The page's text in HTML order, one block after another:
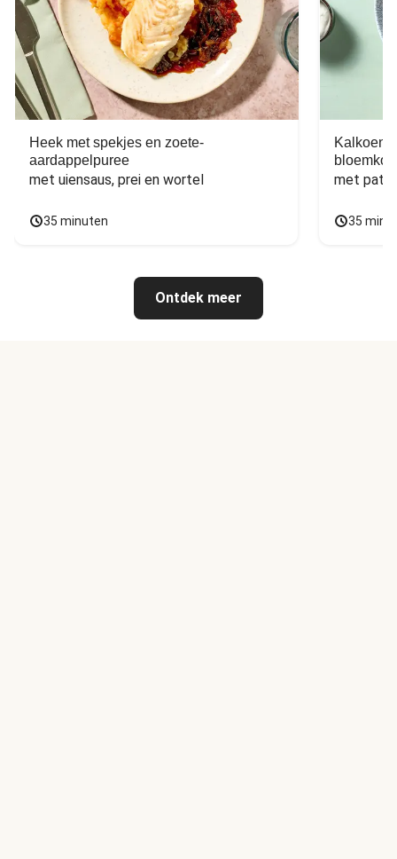
Heek met spekjes en zoete-
aardappelpuree
met uiensaus, prei en wortel
35 minuten
Kalkoen
met
35
Ontdek meer